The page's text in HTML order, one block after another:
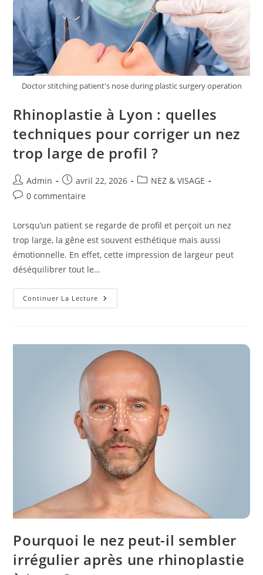
Doctor stitching patient's nose during plastic surgery operation
Rhinoplastie à Lyon : quelles
techniques pour corriger un nez
trop large de profil ?
Auteur/autrice
de
Admin
Publication
publiée :
avril 22, 2026
PostNEZ & VISAGE
Commentaires
la
publication :
0 commentaire
Lorsqu’un patient se regarde de profil et perçoit un nez
trop large, la gêne est souvent esthétique mais aussi
émotionnelle. En effet, cette impression de largeur peut
déséquilibrer tout le…
Continuer La Lecture Rhinoplastie
À
Pour
Corriger
Un
Nez
Large
De
Profil
?
Pourquoi le nez peut-il sembler
irrégulier après une rhinoplastie